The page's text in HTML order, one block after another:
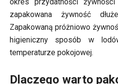
zapakowana żywność
Zapakowaną próżniowo
higieniczny sposób w
temperaturze pokojowej.
Dlaczego warto